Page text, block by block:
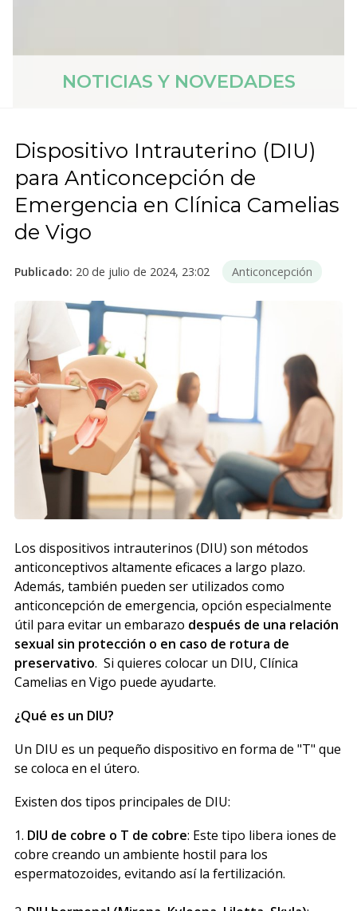
NOTICIAS Y NOVEDADES
Dispositivo Intrauterino (DIU)
para Anticoncepción de
Emergencia en Clínica Camelias
de Vigo
Publicado: 20 de julio de 2024, 23:02 Anticoncepción
Los dispositivos intrauterinos (DIU) son métodos
anticonceptivos altamente eficaces a largo plazo.
Además, también pueden ser utilizados como
anticoncepción de emergencia, opción especialmente
útil para evitar un embarazo después de una relación
sexual sin protección o en caso de rotura de
preservativo. Si quieres colocar un DIU, Clínica
Camelias en Vigo puede ayudarte.
¿Qué es un DIU?
Un DIU es un pequeño dispositivo en forma de "T" que
se coloca en el útero.
Existen dos tipos principales de DIU:
1. DIU de cobre o T de cobre: Este tipo libera iones de
cobre creando un ambiente hostil para los
espermatozoides, evitando así la fertilización.